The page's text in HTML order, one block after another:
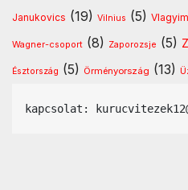
Janukovics (19) Vilnius (5)
Wagner-csoport (8) Zaporozsje (5)
Észtország (5) Örményország (13)
kapcsolat: